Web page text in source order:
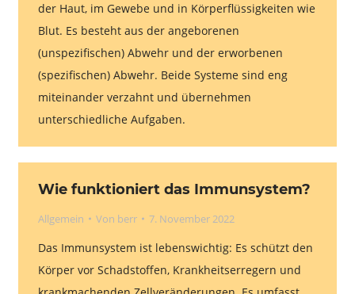
der Haut, im Gewebe und in Körperflüssigkeiten wie
Blut. Es besteht aus der angeborenen
(unspezifischen) Abwehr und der erworbenen
(spezifischen) Abwehr. Beide Systeme sind eng
miteinander verzahnt und übernehmen
unterschiedliche Aufgaben.
Wie funktioniert das Immunsystem?
Allgemein Von berr 7. November 2022
Das Immunsystem ist lebenswichtig: Es schützt den
Körper vor Schadstoffen, Krankheitserregern und